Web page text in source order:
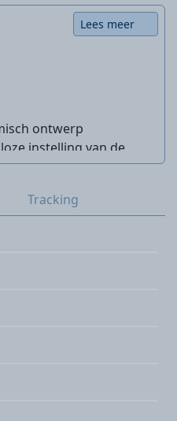
ontwerp
instelling van de
dankzij SPINDLE LOCK
doorslijpschijven (Ø
Lees meer
Tracking